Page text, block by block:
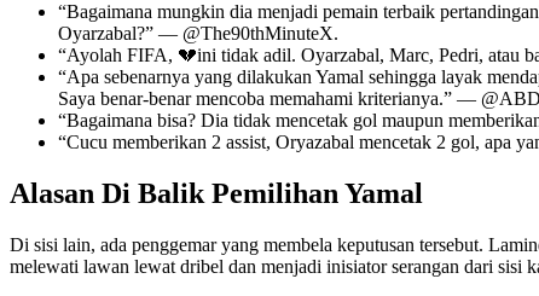
“Bagaimana mungkin dia menjadi pemain terbaik
Oyarzabal?” — @The90thMinuteX.
“Ayolah FIFA, 💔ini tidak adil. Oyarzabal, Marc, Pedri, atau
“Apa sebenarnya yang dilakukan Yamal sehingga layak
Saya benar-benar mencoba memahami kriterianya.” —
“Bagaimana bisa? Dia tidak mencetak gol maupun
“Cucu memberikan 2 assist, Oryazabal mencetak 2 gol, apa
Alasan Di Balik Pemilihan Yamal
Di sisi lain, ada penggemar yang membela keputusan tersebut.
melewati lawan lewat dribel dan menjadi inisiator serangan dari sisi